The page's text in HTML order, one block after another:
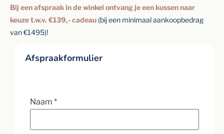
Bij een afspraak in de winkel ontvang je een kussen naar
keuze t.w.v. €139,- cadeau (bij een minimaal aankoopbedrag
van €1495)!
Afspraakformulier
Naam *